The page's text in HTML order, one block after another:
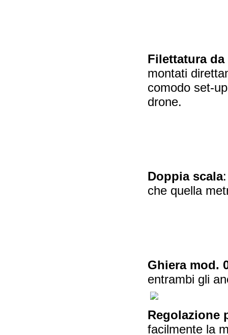
Filettatura
montati
comodo set-
drone.
Doppia scala
che quella
Ghiera mod.
entrambi gli
Regolazione
facilmente la